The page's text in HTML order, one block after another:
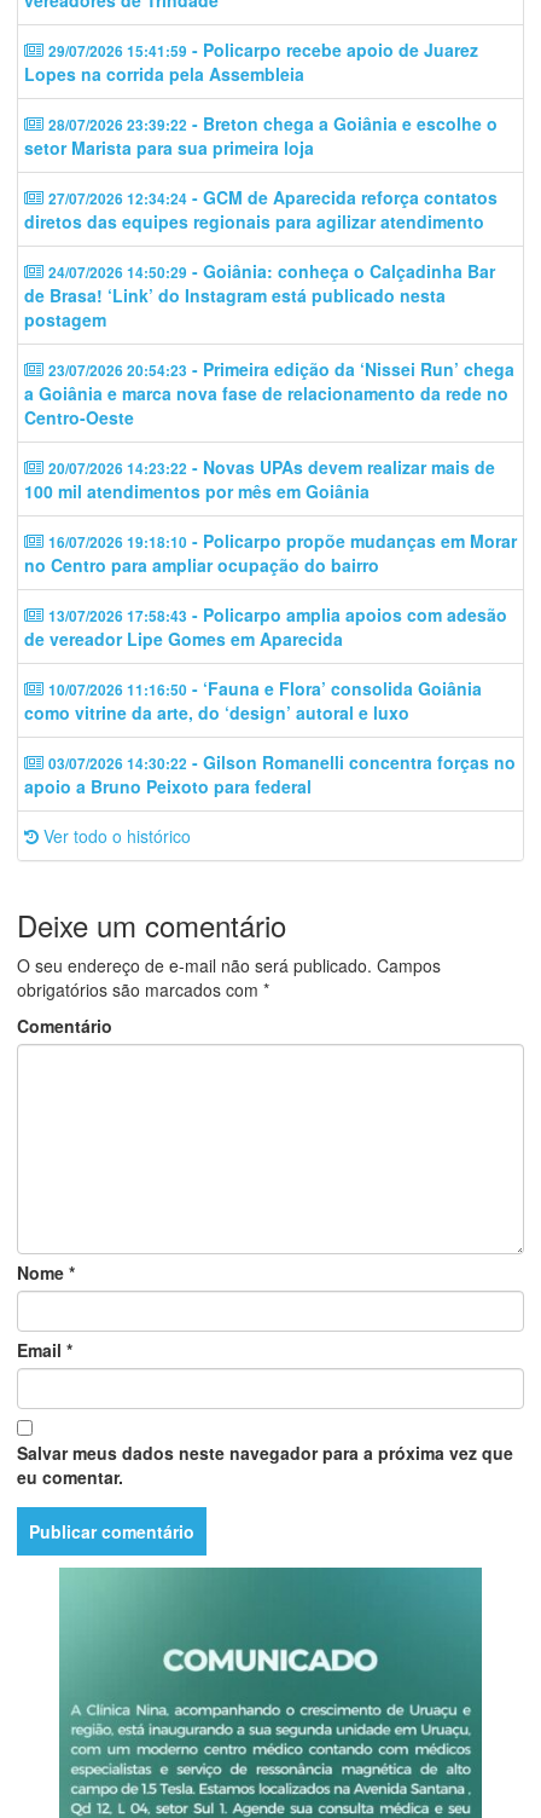
29/07/2026 15:41:59 - Policarpo recebe apoio de Juarez
Lopes na corrida pela Assembleia
28/07/2026 23:39:22 - Breton chega a Goiânia e escolhe o
setor Marista para sua primeira loja
27/07/2026 12:34:24 - GCM de Aparecida reforça contatos
diretos das equipes regionais para agilizar atendimento
24/07/2026 14:50:29 - Goiânia: conheça o Calçadinha Bar
de Brasa! ‘Link’ do Instagram está publicado nesta
postagem
23/07/2026 20:54:23 - Primeira edição da ‘Nissei Run’ chega
a Goiânia e marca nova fase de relacionamento da rede no
Centro-Oeste
20/07/2026 14:23:22 - Novas UPAs devem realizar mais de
100 mil atendimentos por mês em Goiânia
16/07/2026 19:18:10 - Policarpo propõe mudanças em Morar
no Centro para ampliar ocupação do bairro
13/07/2026 17:58:43 - Policarpo amplia apoios com adesão
de vereador Lipe Gomes em Aparecida
10/07/2026 11:16:50 - ‘Fauna e Flora’ consolida Goiânia
como vitrine da arte, do ‘design’ autoral e luxo
03/07/2026 14:30:22 - Gilson Romanelli concentra forças no
apoio a Bruno Peixoto para federal
Ver todo o histórico
Deixe um comentário
O seu endereço de e-mail não será publicado. Campos
obrigatórios são marcados com *
Comentário
Nome *
Email *
Salvar meus dados neste navegador para a próxima vez que
eu comentar.